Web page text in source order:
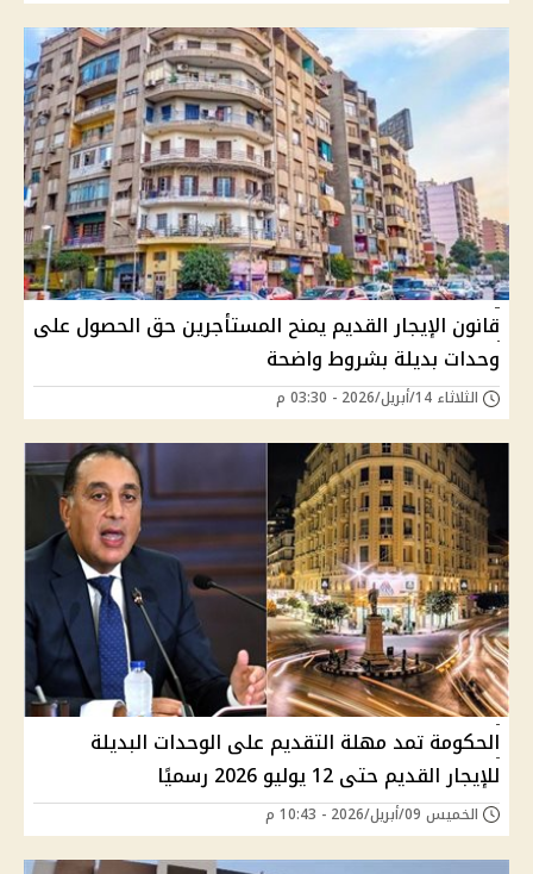
قانون الإيجار القديم يمنح المستأجرين حق الحصول على
وحدات بديلة بشروط واضحة
الثلاثاء 14/أبريل/2026 - 03:30 م
الحكومة تمد مهلة التقديم على الوحدات البديلة
للإيجار القديم حتى 12 يوليو 2026 رسميًا
الخميس 09/أبريل/2026 - 10:43 م